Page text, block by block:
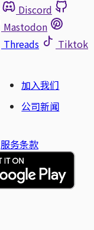
Discord
Mastodon
Threads
Tiktok
加入我们
公司新闻
服务条款